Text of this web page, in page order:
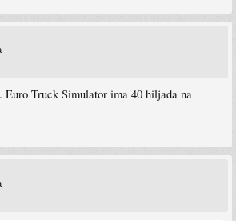
Truck Simulator ima 40 hiljada na